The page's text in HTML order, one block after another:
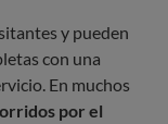
y pueden
con una
En muchos
por el